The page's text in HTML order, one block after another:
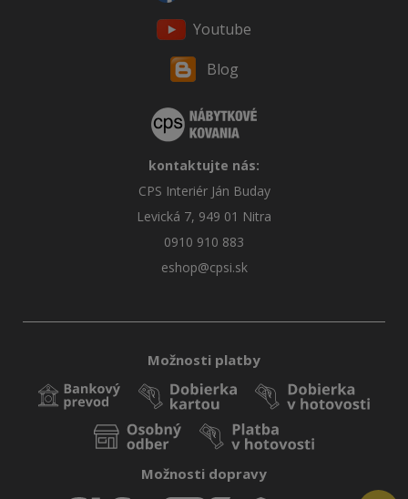
Youtube
Blog
kontaktujte nás:
CPS Interiér Ján Buday
Levická 7, 949 01 Nitra
0910 910 883
eshop@cpsi.sk
Možnosti platby
Možnosti dopravy